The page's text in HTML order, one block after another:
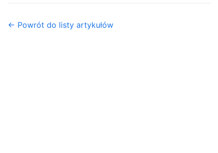
← Powrót do listy artykułów